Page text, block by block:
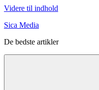
Videre til indhold
Sica Media
De bedste artikler